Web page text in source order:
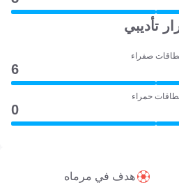
تأديبي
صفراء
6
حمراء
0
هدف في مرماه